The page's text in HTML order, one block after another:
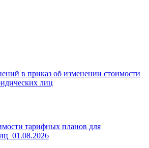
в приказ об изменении стоимости
лиц
тарифных планов для